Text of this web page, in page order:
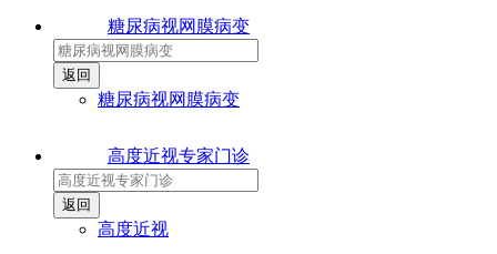
糖尿病视网膜病变
糖尿病视网膜病变
高度近视专家门诊
高度近视